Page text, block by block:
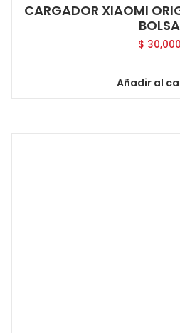
CARGADOR XIAOMI
BOLSA
$ 30,000
Añadir al